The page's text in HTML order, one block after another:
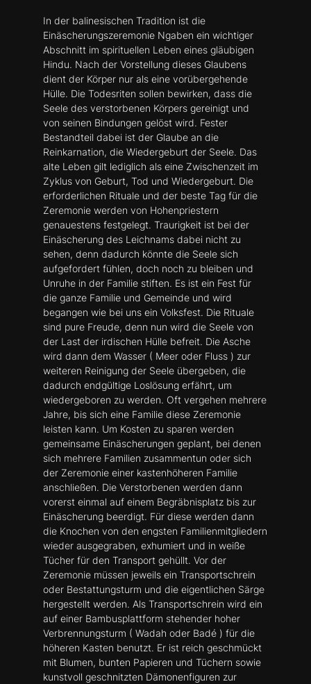
In der balinesischen Tradition ist die
Einäscherungszeremonie Ngaben ein wichtiger
Abschnitt im spirituellen Leben eines gläubigen
Hindu. Nach der Vorstellung dieses Glaubens
dient der Körper nur als eine vorübergehende
Hülle. Die Todesriten sollen bewirken, dass die
Seele des verstorbenen Körpers gereinigt und
von seinen Bindungen gelöst wird. Fester
Bestandteil dabei ist der Glaube an die
Reinkarnation, die Wiedergeburt der Seele. Das
alte Leben gilt lediglich als eine Zwischenzeit im
Zyklus von Geburt, Tod und Wiedergeburt. Die
erforderlichen Rituale und der beste Tag für die
Zeremonie werden von Hohenpriestern
genauestens festgelegt. Traurigkeit ist bei der
Einäscherung des Leichnams dabei nicht zu
sehen, denn dadurch könnte die Seele sich
aufgefordert fühlen, doch noch zu bleiben und
Unruhe in der Familie stiften. Es ist ein Fest für
die ganze Familie und Gemeinde und wird
begangen wie bei uns ein Volksfest. Die Rituale
sind pure Freude, denn nun wird die Seele von
der Last der irdischen Hülle befreit. Die Asche
wird dann dem Wasser ( Meer oder Fluss ) zur
weiteren Reinigung der Seele übergeben, die
dadurch endgültige Loslösung erfährt, um
wiedergeboren zu werden. Oft vergehen mehrere
Jahre, bis sich eine Familie diese Zeremonie
leisten kann. Um Kosten zu sparen werden
gemeinsame Einäscherungen geplant, bei denen
sich mehrere Familien zusammentun oder sich
der Zeremonie einer kastenhöheren Familie
anschließen. Die Verstorbenen werden dann
vorerst einmal auf einem Begräbnisplatz bis zur
Einäscherung beerdigt. Für diese werden dann
die Knochen von den engsten Familienmitgliedern
wieder ausgegraben, exhumiert und in weiße
Tücher für den Transport gehüllt. Vor der
Zeremonie müssen jeweils ein Transportschrein
oder Bestattungsturm und die eigentlichen Särge
hergestellt werden. Als Transportschrein wird ein
auf einer Bambusplattform stehender hoher
Verbrennungsturm ( Wadah oder Badé ) für die
höheren Kasten benutzt. Er ist reich geschmückt
mit Blumen, bunten Papieren und Tüchern sowie
kunstvoll geschnitzten Dämonenfiguren zur